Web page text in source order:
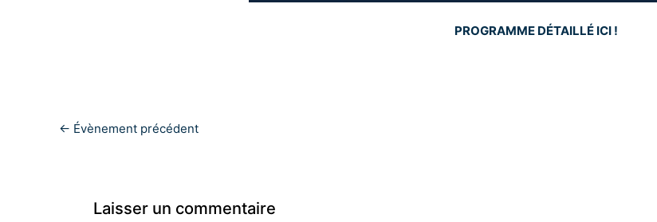
PROGRAMME DÉTAILLÉ ICI !
← Évènement précédent
Laisser un commentaire